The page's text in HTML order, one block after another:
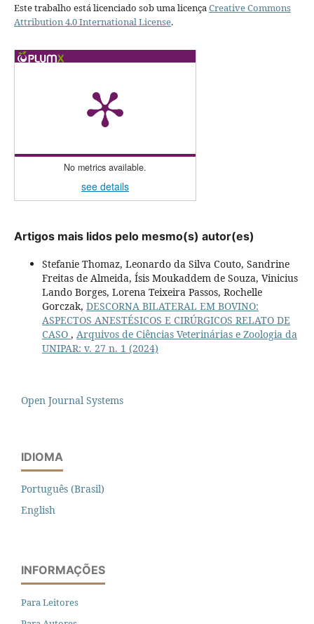
Este trabalho está licenciado sob uma licença Creative Commons
Attribution 4.0 International License.
No metrics available.
see details
Artigos mais lidos pelo mesmo(s) autor(es)
Stefanie Thomaz, Leonardo da Silva Couto, Sandrine
Freitas de Almeida, Ísis Moukaddem de Souza, Vinicius
Lando Borges, Lorena Teixeira Passos, Rochelle
Gorczak, DESCORNA BILATERAL EM BOVINO:
ASPECTOS ANESTÉSICOS E CIRÚRGICOS RELATO DE
CASO , Arquivos de Ciências Veterinárias e Zoologia da
UNIPAR: v. 27 n. 1 (2024)
Open Journal Systems
IDIOMA
Português (Brasil)
English
INFORMAÇÕES
Para Leitores